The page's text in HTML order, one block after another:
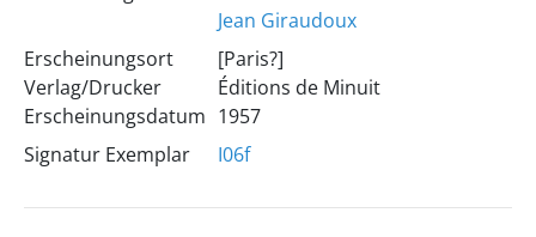
Jean Giraudoux
Erscheinungsort
Verlag/Drucker
Erscheinungsdatum
[Paris?]
Éditions de Minuit
1957
Signatur Exemplar
I06f